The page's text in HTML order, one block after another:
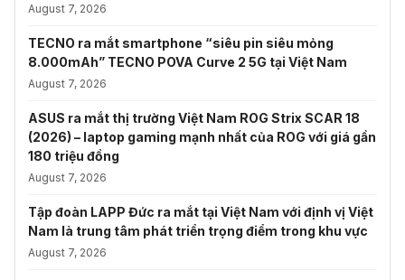
August 7, 2026
TECNO ra mắt smartphone “siêu pin siêu mỏng
8.000mAh” TECNO POVA Curve 2 5G tại Việt Nam
August 7, 2026
ASUS ra mắt thị trường Việt Nam ROG Strix SCAR 18
(2026) – laptop gaming mạnh nhất của ROG với giá gần
180 triệu đồng
August 7, 2026
Tập đoàn LAPP Đức ra mắt tại Việt Nam với định vị Việt
Nam là trung tâm phát triển trọng điểm trong khu vực
August 7, 2026